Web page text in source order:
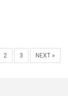
2 3 NEXT »